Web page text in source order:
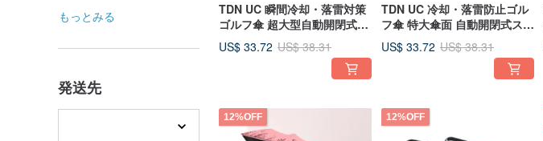
もっとみる
発送先
TDN UC 瞬間冷却・落雷対策
ゴルフ傘 超大型自動開閉式長
傘 A1721 (エクストリームブ
ラック)
US$ 33.72 US$ 38.31
TDN UC 冷却・落雷防止ゴル
フ傘 特大傘面 自動開閉式スト
レート傘 A1721 (シャイニン
グイエロー)
US$ 33.72 US$ 38.31
12%OFF 12%OFF